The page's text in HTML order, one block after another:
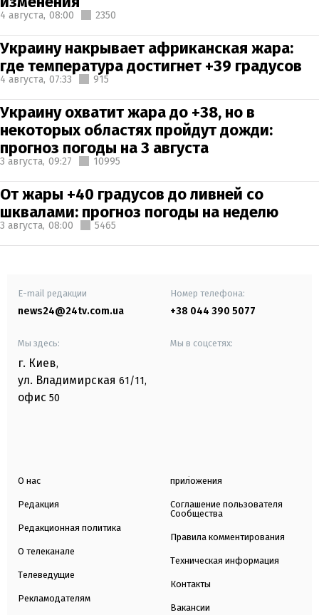
4 августа, 08:00 2350
Украину накрывает африканская жара:
где температура достигнет +39 градусов
4 августа, 07:33 915
Украину охватит жара до +38, но в
некоторых областях пройдут дожди:
прогноз погоды на 3 августа
3 августа, 09:27 10995
От жары +40 градусов до ливней со
шквалами: прогноз погоды на неделю
3 августа, 08:00 5465
E-mail редакции
news24@24tv.com.ua
Номер телефона:
+38 044 390 5077
Мы здесь:
г. Киев,
ул. Владимирская 61/11,
офис 50
Мы в соцсетях:
О нас
Редакция
Редакционная политика
О телеканале
Телеведущие
Рекламодателям
приложения
Соглашение пользователя
Сообщества
Правила комментирования
Техническая информация
Контакты
Вакансии